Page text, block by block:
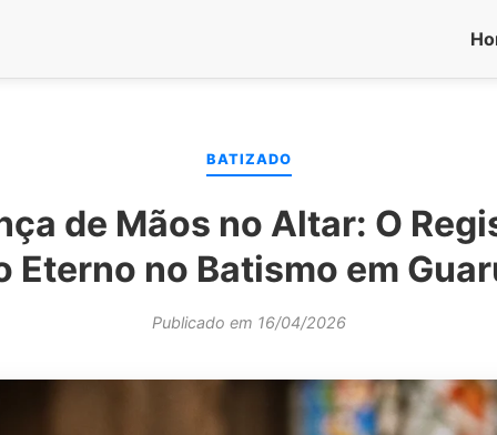
BATIZADO
de Mãos no Altar: O
Eterno no Batismo em
Publicado em 16/04/2026